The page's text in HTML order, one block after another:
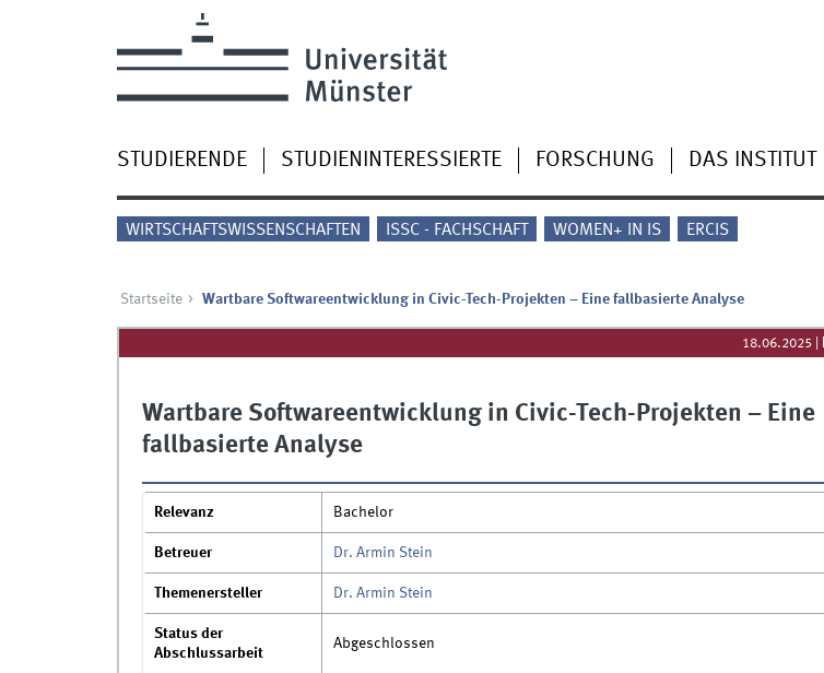
STUDIERENDE STUDIENINTERESSIERTE FORSCHUNG DAS INSTITUT
WIRTSCHAFTSWISSENSCHAFTEN ISSC - FACHSCHAFT WOMEN+ IN IS ERCIS
Startseite Wartbare Softwareentwicklung in Civic-Tech-Projekten – Eine fallbasierte Analyse
18.06.2025
Wartbare Softwareentwicklung in Civic-Tech-Projekten – Eine
fallbasierte Analyse
Relevanz Bachelor
Betreuer Dr. Armin Stein
Themenersteller Dr. Armin Stein
Status der
Abschlussarbeit
Abgeschlossen